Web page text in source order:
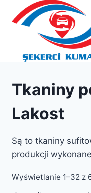
Przejdź
Tkaniny
Lakost
Są to tkaniny
produkcji
Wyświetlanie 1–32 z